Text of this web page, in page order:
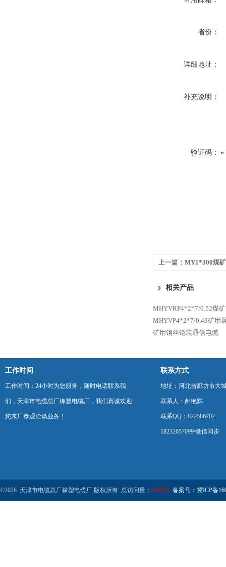
省份：
详细地址：
补充说明：
验证码：
上一篇： MY1*300煤
相关产品
MHYVRP4*2*7/0.52煤
MHYVP4*2*7/0.43矿用
矿用钢丝铠装通信电缆
工作时间
工作时间：24小时为您服务，随时电话联系我
们，天津市电缆总厂橡塑电缆厂，我们真诚欢迎
您来厂参观洽谈业务！
联系方式
地址：河北省廊坊市大
联系人：郝艳辉
联系QQ：872586202
18232657099/微信同步
©2026 天津市电缆总厂橡塑电缆厂 版权所有 总访问量： 964823 备案号：冀ICP备